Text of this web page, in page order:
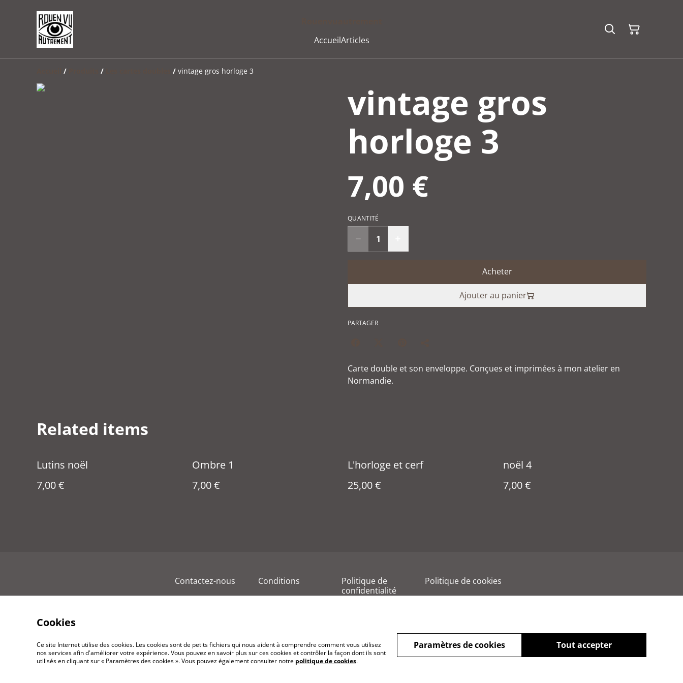
AccueilArticles
/ / / vintage gros horloge 3
vintage gros
horloge 3
7,00 €
QUANTITÉ
Acheter
Ajouter au panier
PARTAGER
Carte double et son enveloppe. Conçues et imprimées à mon atelier en
Normandie.
Related items
Lutins noël
7,00 €
Ombre 1
7,00 €
L'horloge et cerf
25,00 €
noël 4
7,00 €
Contactez-nous Conditions
Politique de
confidentialité
Politique de cookies
©2026 Rouenvuautrement
Cookies
Ce site Internet utilise des cookies. Les cookies sont de petits fichiers qui nous aident à comprendre comment vous utilisez
nos services afin d'améliorer votre expérience. Vous pouvez en savoir plus sur ces cookies et contrôler la façon dont ils sont
utilisés en cliquant sur « Paramètres des cookies ». Vous pouvez également consulter notre politique de cookies.
Tout accepter
Paramètres de cookies